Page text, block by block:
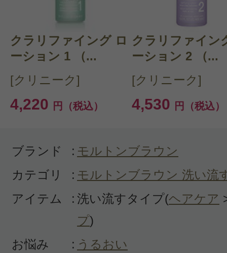
CT 会員様は、マイページの「購
らクチコミ投稿すると1 商品に
ントプレゼント！
クラリファイング ロ
ーション 1 （...
[クリニーク]
4,220 円（税込）
クラリファイン
ーション 2 （...
[クリニーク]
4,530 円（税込）
ブランド : モルトンブラウン
カテゴリ
: モルトンブラウン 洗い流
アイテム
: 洗い流すタイプ(ヘアケア
プ)
お悩み
: うるおい